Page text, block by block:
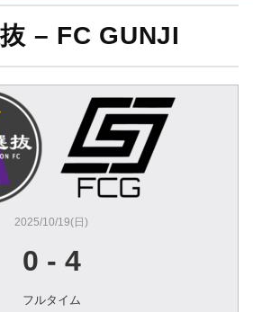
– FC GUNJI
2025/10/19(日)
0 - 4
フルタイム